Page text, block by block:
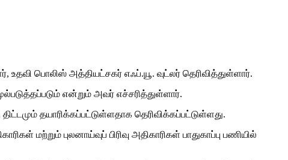
உதவி பொலிஸ் அத்தியட்சகர் எஃப்.யூ. வுட்லர் தெரிவித்துள்ளார்.
என்றும் அவர் எச்சரித்துள்ளார்.
தயாரிக்கப்பட்டுள்ளதாக தெரிவிக்கப்பட்டுள்ளது.
புலனாய்வுப் பிரிவு அதிகாரிகள் பாதுகாப்பு பணியில்